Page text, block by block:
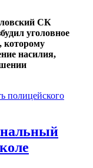
СК
уголовное
которому
насилия,
полицейского